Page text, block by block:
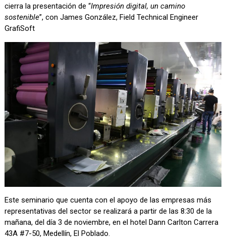
cierra la presentación de “Impresión digital, un camino
sostenible”, con James González, Field Technical Engineer
GrafiSoft
Este seminario que cuenta con el apoyo de las empresas más
representativas del sector se realizará a partir de las 8:30 de la
mañana, del día 3 de noviembre, en el hotel Dann Carlton Carrera
43A #7-50, Medellín, El Poblado.